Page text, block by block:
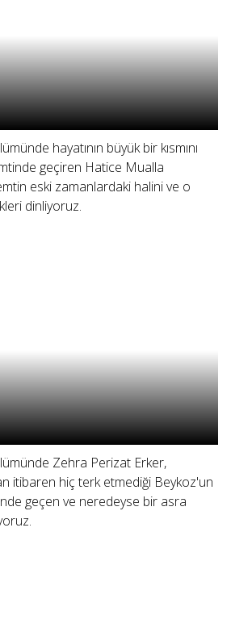
hayatının büyük bir kısmını
geçiren Hatice Mualla
eski zamanlardaki halini ve o
dinliyoruz.
Zehra Perizat Erker,
itibaren hiç terk etmediği Beykoz'un
geçen ve neredeyse bir asra